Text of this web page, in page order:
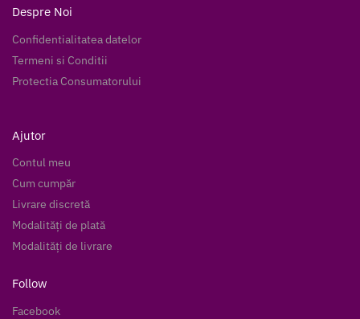
Despre Noi
Confidentialitatea datelor
Termeni si Conditii
Protectia Consumatorului
Ajutor
Contul meu
Cum cumpăr
Livrare discretă
Modalități de plată
Modalități de livrare
Follow
Facebook